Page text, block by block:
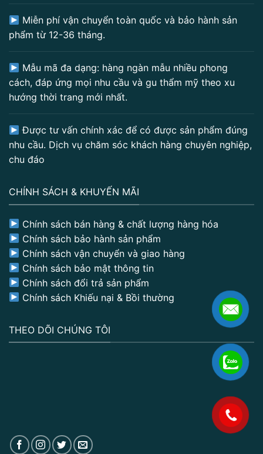
Miễn phí vận chuyển toàn quốc và bảo hành sản
phẩm từ 12-36 tháng.
Mẫu mã đa dạng: hàng ngàn mẫu nhiều phong
cách, đáp ứng mọi nhu cầu và gu thẩm mỹ theo xu
hướng thời trang mới nhất.
Được tư vấn chính xác để có được sản phẩm đúng
nhu cầu. Dịch vụ chăm sóc khách hàng chuyên nghiệp,
chu đáo
CHÍNH SÁCH & KHUYẾN MÃI
Chính sách bán hàng & chất lượng hàng hóa
Chính sách bảo hành sản phẩm
Chính sách vận chuyển và giao hàng
Chính sách bảo mật thông tin
Chính sách đổi trả sản phẩm
Chính sách Khiếu nại & Bồi thường
THEO DÕI CHÚNG TÔI
.